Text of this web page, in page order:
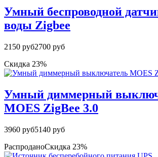
Умный беспроводной
воды Zigbee
2150 руб2700 руб
Скидка 23%
Умный диммерный
MOES ZigBee 3.0
3960 руб5140 руб
РаспроданоСкидка 23%